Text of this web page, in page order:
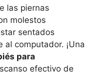
las piernas
molestos
sentados
computador. ¡Una
para
efectivo de